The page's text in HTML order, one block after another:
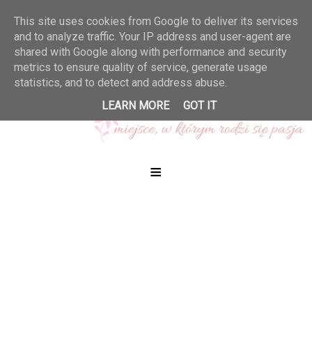
≡
This site uses cookies from Google to deliver its services
and to analyze traffic. Your IP address and user-agent are
shared with Google along with performance and security
metrics to ensure quality of service, generate usage
statistics, and to detect and address abuse.
LEARN MORE
GOT IT